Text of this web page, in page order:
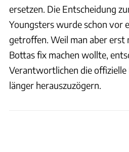
ersetzen. Die Entscheidung
Youngsters wurde schon vor
getroffen. Weil man aber erst
Bottas fix machen wollte,
Verantwortlichen die
länger herauszuzögern.